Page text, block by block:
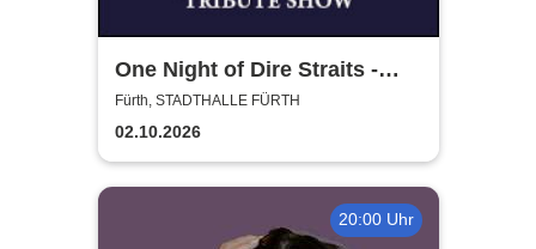
One Night of Dire Straits -
Tribute Show
Fürth, STADTHALLE FÜRTH
02.10.2026
20:00 Uhr